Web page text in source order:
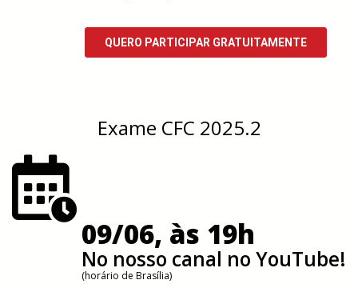
Exame CFC 2025.2
09/06, às 19h
No nosso canal no YouTube!
(horário de Brasília)